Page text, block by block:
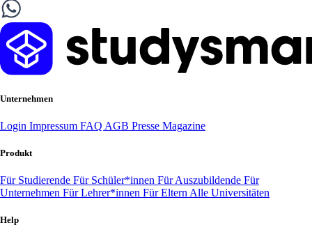
Unternehmen
Login Impressum FAQ AGB Presse Magazine
Produkt
Für Studierende Für Schüler*innen Für Auszubildende Für
Unternehmen Für Lehrer*innen Für Eltern Alle Universitäten
Help